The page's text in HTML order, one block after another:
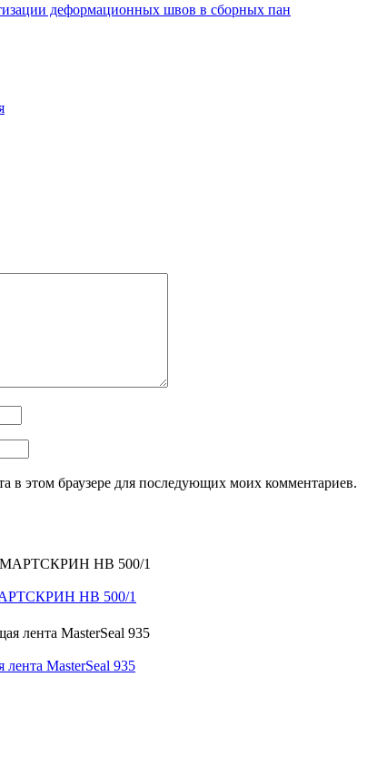
деформационных швов в сборных пан
в этом браузере для последующих моих комментариев.
HB 500/1
лента MasterSeal 935